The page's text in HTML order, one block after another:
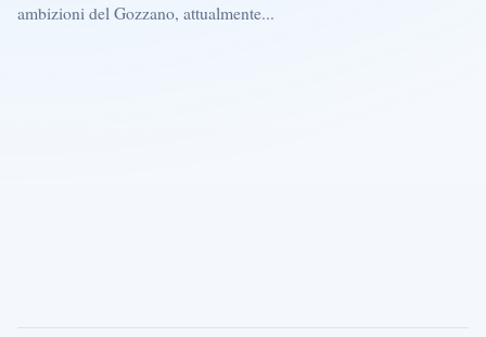
ambizioni del Gozzano, attualmente...